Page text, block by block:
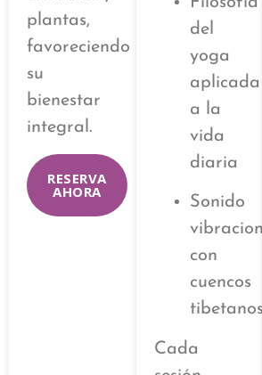
plantas,
favoreciendo
su
bienestar
integral.
RESERVA
AHORA
del
yoga
aplicada
a la
vida
diaria
Sonido
con
cuencos
tibetanos
Cada